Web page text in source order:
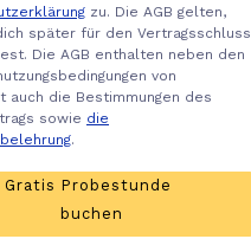
zu. Die AGB gelten,
später für den Vertragsschluss
Die AGB enthalten neben den
von
auch die Bestimmungen des
sowie die
.